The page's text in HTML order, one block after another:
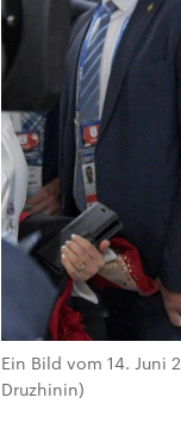
Ein Bild vom 14. Juni
Druzhinin)